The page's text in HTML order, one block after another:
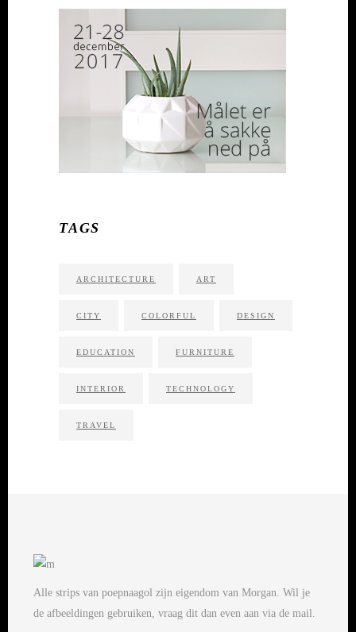
TAGS
ARCHITECTURE ART
CITY COLORFUL DESIGN
EDUCATION FURNITURE
INTERIOR TECHNOLOGY
TRAVEL
Alle strips van poepnaagol zijn eigendom van Morgan. Wil je
de afbeeldingen gebruiken, vraag dit dan even aan via de mail.